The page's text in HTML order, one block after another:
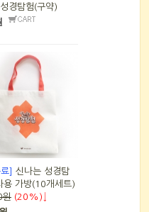
경탐험(구약)
]
신나는 성경탐
용 가방(10개세트)
원 (20%)↓